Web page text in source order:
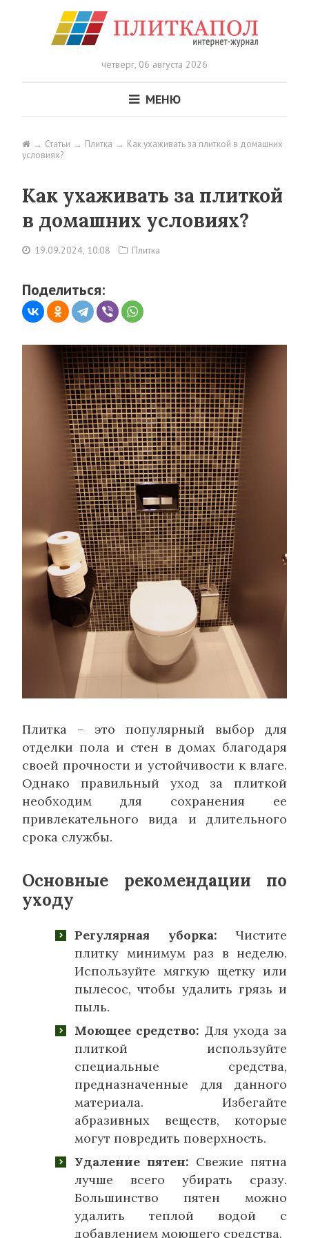
четверг, 06 августа 2026
МЕНЮ
Статьи Плитка
Как ухаживать за плиткой в домашних
условиях?
Как ухаживать за плиткой
в домашних условиях?
19.09.2024, 10:08 Плитка
Поделиться:
Плитка – это популярный выбор для
отделки пола и стен в домах благодаря
своей прочности и устойчивости к влаге.
Однако правильный уход за плиткой
необходим для сохранения ее
привлекательного вида и длительного
срока службы.
Основные рекомендации по
уходу
Регулярная уборка: Чистите
плитку минимум раз в неделю.
Используйте мягкую щетку или
пылесос, чтобы удалить грязь и
пыль.
Моющее средство: Для ухода за
плиткой используйте
специальные средства,
предназначенные для данного
материала. Избегайте
абразивных веществ, которые
могут повредить поверхность.
Удаление пятен: Свежие пятна
лучше всего убирать сразу.
Большинство пятен можно
удалить теплой водой с
добавлением моющего средства.